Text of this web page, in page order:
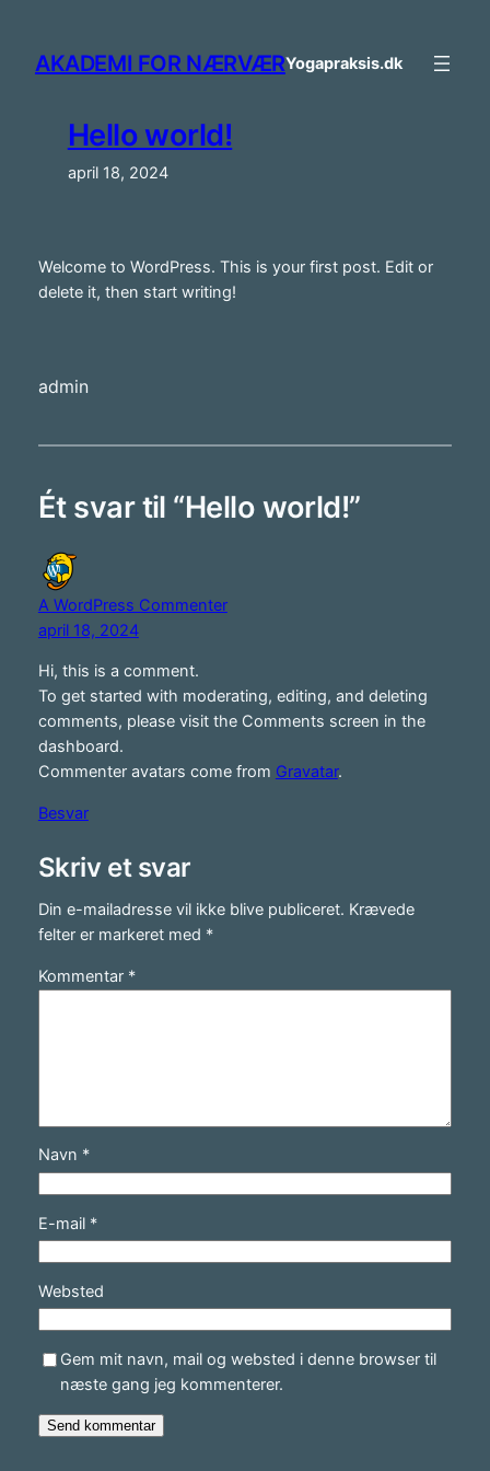
indhold
AKADEMI FOR NÆRVÆRYogapraksis.dk
Hello world!
april 18, 2024
Welcome to WordPress. This is your first post. Edit or
delete it, then start writing!
admin
Ét svar til “Hello world!”
A WordPress Commenter
april 18, 2024
Hi, this is a comment.
To get started with moderating, editing, and deleting
comments, please visit the Comments screen in the
dashboard.
Commenter avatars come from Gravatar.
Besvar
Skriv et svar
Din e-mailadresse vil ikke blive publiceret. Krævede
felter er markeret med *
Kommentar *
Navn *
E-mail *
Websted
Gem mit navn, mail og websted i denne browser til
næste gang jeg kommenterer.